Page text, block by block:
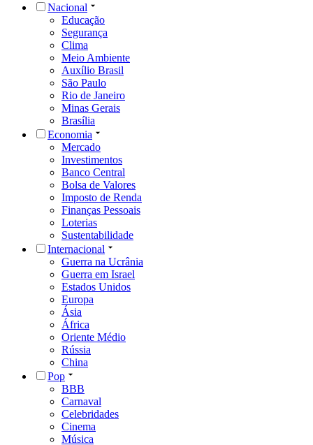
Nacional
Educação
Segurança
Clima
Meio Ambiente
Auxílio Brasil
São Paulo
Rio de Janeiro
Minas Gerais
Brasília
Economia
Mercado
Investimentos
Banco Central
Bolsa de Valores
Imposto de Renda
Finanças Pessoais
Loterias
Sustentabilidade
Internacional
Guerra na Ucrânia
Guerra em Israel
Estados Unidos
Europa
Ásia
África
Oriente Médio
Rússia
China
Pop
BBB
Carnaval
Celebridades
Cinema
Música